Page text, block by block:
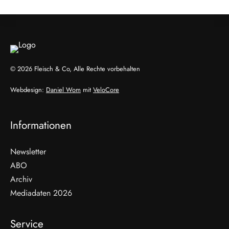
© 2026 Fleisch & Co, Alle Rechte vorbehalten
Webdesign: Daniel Wom mit VeloCore
Informationen
Newsletter
ABO
Archiv
Mediadaten 2026
Service